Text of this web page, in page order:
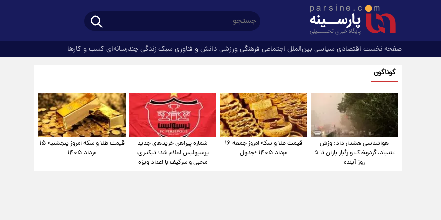
صفحه نخست اقتصادی سیاسی بین‌الملل اجتماعی فرهنگیورزشی دانش و فناوری سبک زندگیچندرسانه‌ای کسب و کارها
گوناگون
هواشناسی هشدار داد: وزش
تندباد، گردوخاک و رگبار باران تا ۵
روز آینده
قیمت طلا و سکه امروز جمعه ۱۶
مرداد ۱۴۰۵ +جدول
شماره پیراهن خریدهای جدید
پرسپولیس اعلام شد؛ تیکدری،
محبی و سرگیف با اعداد ویژه
قیمت طلا و سکه امروز پنجشنبه ۱۵
مرداد ۱۴۰۵